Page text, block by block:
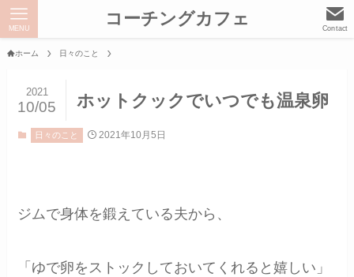
コーチングカフェ Contact
MENU
ホーム 日々のこと
ホットクックでいつでも温泉卵
2021
10/05
日々のこと 2021年10月5日
ジムで身体を鍛えている夫から、
「ゆで卵をストックしておいてくれると嬉しい」